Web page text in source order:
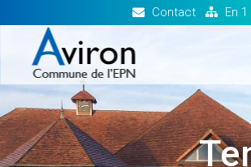
Contact En